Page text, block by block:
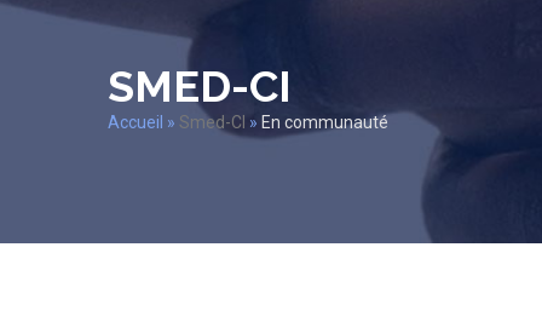
SMED-CI
Accueil » Smed-CI » En communauté